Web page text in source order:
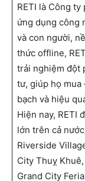
tư, giúp họ mua
bạch và hiệu
Hiện nay, RETI
lớn trên cả
Riverside
City Thuỵ
Grand City
Onsen Village
Residence,
Website:
Fanpage:
Hotline: 098